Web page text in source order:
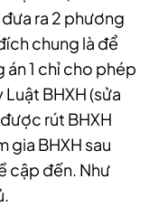
ra 2 phương
chung là để
1 chỉ cho phép
BHXH (sửa
rút BHXH
gia BHXH sau
cập đến. Như